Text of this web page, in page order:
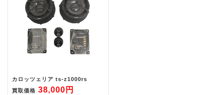
カロッツェリア ts-z1000rs
買取価格 38,000円